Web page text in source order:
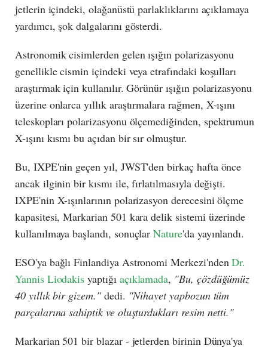
jetlerin içindeki, olağanüstü parlaklıklarını açıklamaya
yardımcı, şok dalgalarını gösterdi.
Astronomik cisimlerden gelen ışığın polarizasyonu
genellikle cismin içindeki veya etrafındaki koşulları
araştırmak için kullanılır. Görünür ışığın polarizasyonu
üzerine onlarca yıllık araştırmalara rağmen, X-ışını
teleskopları polarizasyonu ölçemediğinden, spektrumun
X-ışını kısmı bu açıdan bir sır olmuştur.
Bu, IXPE'nin geçen yıl, JWST'den birkaç hafta önce
ancak ilginin bir kısmı ile, fırlatılmasıyla değişti.
IXPE'nin X-ışınlarının polarizasyon derecesini ölçme
kapasitesi, Markarian 501 kara delik sistemi üzerinde
kullanılmaya başlandı, sonuçlarNature'da yayınlandı.
ESO'ya bağlı Finlandiya Astronomi Merkezi'ndenDr.
Yannis Liodakis yaptığı açıklamada, "Bu, çözdüğümüz
40 yıllık bir gizem."dedi. "Nihayet yapbozun tüm
parçalarına sahiptik ve oluşturdukları resim netti."
Markarian 501 bir blazar - jetlerden birinin Dünya'ya